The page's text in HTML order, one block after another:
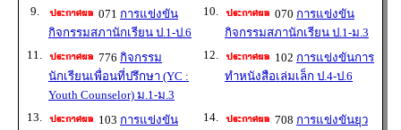
9.
071 การแข่งขัน
กิจกรรมสภานักเรียน ป.1-ป.6
10. 070 การแข่งขัน
กิจกรรมสภานักเรียน ป.1-ม.3
11.
776 กิจกรรม
นักเรียนเพื่อนที่ปรึกษา (YC :
Youth Counselor) ม.1-ม.3
12. 102 การแข่งขันการ
ทำหนังสือเล่มเล็ก ป.4-ป.6
13. 103 การแข่งขัน
14. 708 การแข่งขันยุว